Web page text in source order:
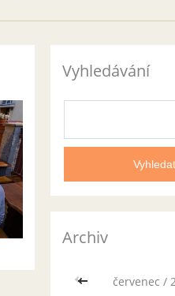
Vyhledávání
Archiv
<< červenec /